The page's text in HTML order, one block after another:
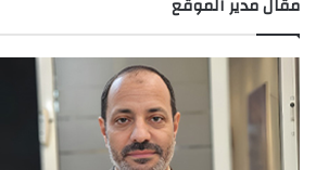
مقال مدير الموقع